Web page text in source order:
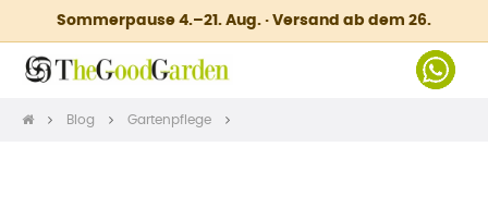
Sommerpause 4.–21. Aug. · Versand ab dem 26.
Blog Gartenpflege